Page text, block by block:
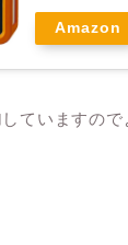
Amazon
ていますの